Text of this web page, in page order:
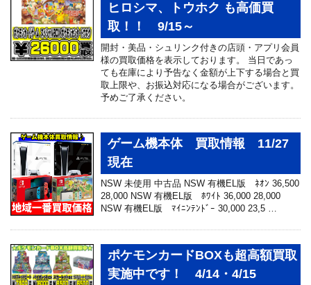
ヒロシマ、トウホク も高価買
取！！ 9/15～
開封・美品・シュリンク付きの店頭・アプリ会員
様の買取価格を表示しております。 当日であっ
ても在庫により予告なく金額が上下する場合と買
取上限や、お振込対応になる場合がございます。
予めご了承ください。
ゲーム機本体 買取情報 11/27
現在
NSW 未使用 中古品 NSW 有機EL版 ﾈｵﾝ 36,500
28,000 NSW 有機EL版 ﾎﾜｲﾄ 36,000 28,000
NSW 有機EL版 ﾏｲﾆﾝﾃﾝﾄﾞｰ 30,000 23,5 …
ポケモンカードBOXも超高額買取
実施中です！ 4/14・4/15